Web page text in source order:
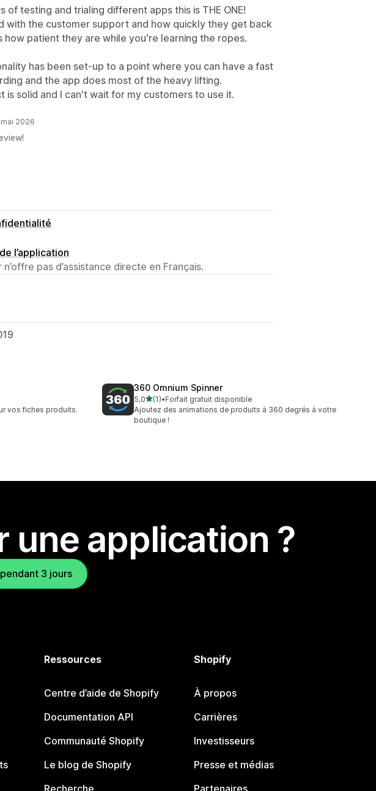
of testing and trialing different apps this is THE ONE!
with the customer support and how quickly they get back
how patient they are while you're learning the ropes.
has been set-up to a point where you can have a fast
and the app does most of the heavy lifting.
is solid and I can't wait for my customers to use it.
2026
l’application
pas d’assistance directe en Français.
vos fiches produits.
360 Omnium Spinner
5,0étoile(s) sur 5
(1)
1 avis au total
•Forfait gratuit disponible
Ajoutez des animations de produits à 360 degrés à votre
boutique !
une application ?
3 jours
Ressources
Centre d’aide de Shopify
Documentation API
Communauté Shopify
Le blog de Shopify
Recherche
Shopify
À propos
Carrières
Investisseurs
Presse et médias
Partenaires